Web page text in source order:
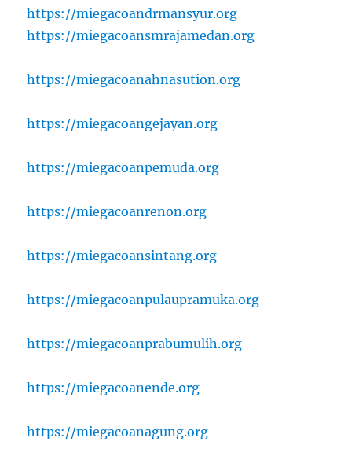
https://miegacoandrmansyur.org
https://miegacoansmrajamedan.org
https://miegacoanahnasution.org
https://miegacoangejayan.org
https://miegacoanpemuda.org
https://miegacoanrenon.org
https://miegacoansintang.org
https://miegacoanpulaupramuka.org
https://miegacoanprabumulih.org
https://miegacoanende.org
https://miegacoanagung.org